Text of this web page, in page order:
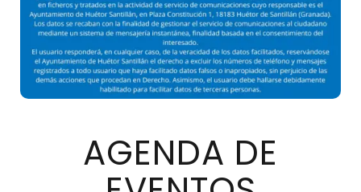
AGENDA DE